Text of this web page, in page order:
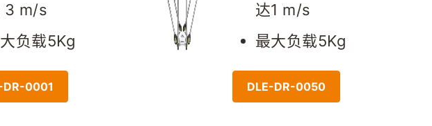
3 m/s
负载5Kg
DR-0001
达1 m/s
最大负载5Kg
DLE-DR-0050